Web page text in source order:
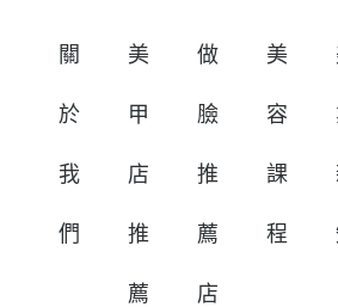
關
於
我
們
美
甲
店
推
薦
做
臉
推
薦
店
美
容
課
程